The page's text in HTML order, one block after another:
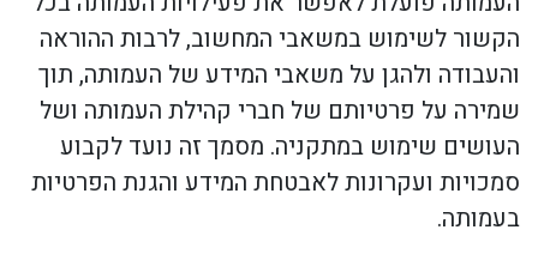
הקשור לשימוש במשאבי המחשוב, לרבות ההוראה
והעבודה ולהגן על משאבי המידע של העמותה, תוך
שמירה על פרטיותם של חברי קהילת העמותה ושל
העושים שימוש במתקניה. מסמך זה נועד לקבוע
סמכויות ועקרונות לאבטחת המידע והגנת הפרטיות
בעמותה.